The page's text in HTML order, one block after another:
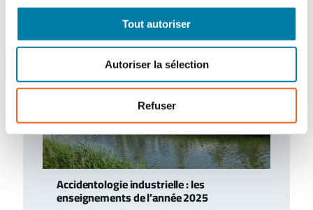
Tout autoriser
Autoriser la sélection
Refuser
Accidentologie industrielle : les
enseignements de l’année 2025